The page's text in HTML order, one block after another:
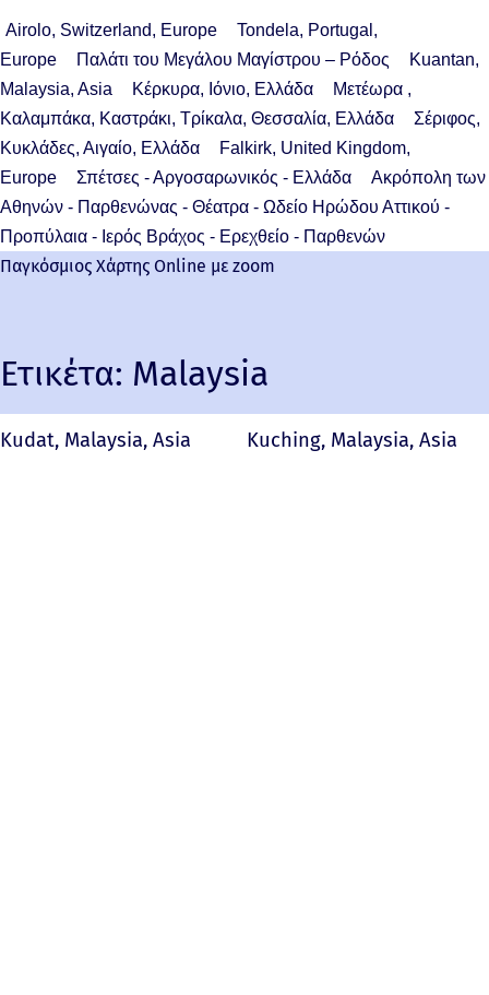
Airolo, Switzerland, Europe
Tondela, Portugal,
Europe
Παλάτι του Μεγάλου Μαγίστρου – Ρόδος
Kuantan,
Malaysia, Asia
Κέρκυρα, Ιόνιο, Ελλάδα
Μετέωρα ,
Καλαμπάκα, Καστράκι, Τρίκαλα, Θεσσαλία, Ελλάδα
Σέριφος,
Κυκλάδες, Αιγαίο, Ελλάδα
Falkirk, United Kingdom,
Europe
Σπέτσες - Αργοσαρωνικός - Ελλάδα
Ακρόπολη των
Αθηνών - Παρθενώνας - Θέατρα - Ωδείο Ηρώδου Αττικού -
Προπύλαια - Ιερός Βράχος - Ερεχθείο - Παρθενών
Παγκόσμιος Χάρτης Online με zoom
Ετικέτα: Malaysia
Kudat, Malaysia, Asia Kuching, Malaysia, Asia